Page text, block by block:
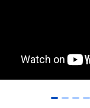
0 1 2 3